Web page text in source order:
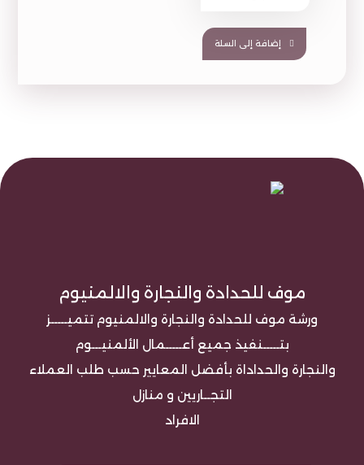
إضافة إلى السلة
موف للحدادة والنجارة والالمنيوم
ورشة موف للحدادة والنجارة والالمنيوم تتميـــــز
بتـــــنفيذ جميع أعـــــمال الألمنيـــوم
والنجارة والحداداة بأفضل المعايير حسب طلب العملاء
التجــاريين و منازل
الافراد